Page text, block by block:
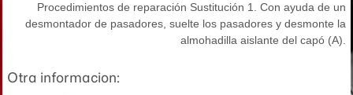
Procedimientos de reparación Sustitución 1. Con ayuda de un
desmontador de pasadores, suelte los pasadores y desmonte la
almohadilla aislante del capó (A).
Otra informacion: